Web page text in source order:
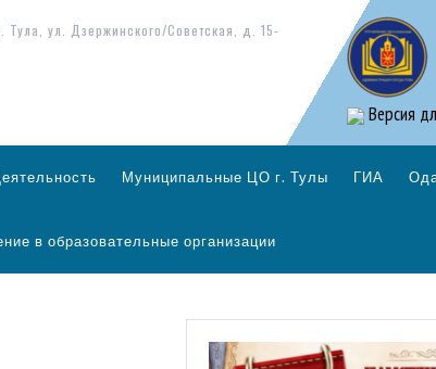
Тула, ул. Дзержинского/Советская, д. 15-
Версия
Муниципальные ЦО г. Тулы ГИА
в образовательные организации